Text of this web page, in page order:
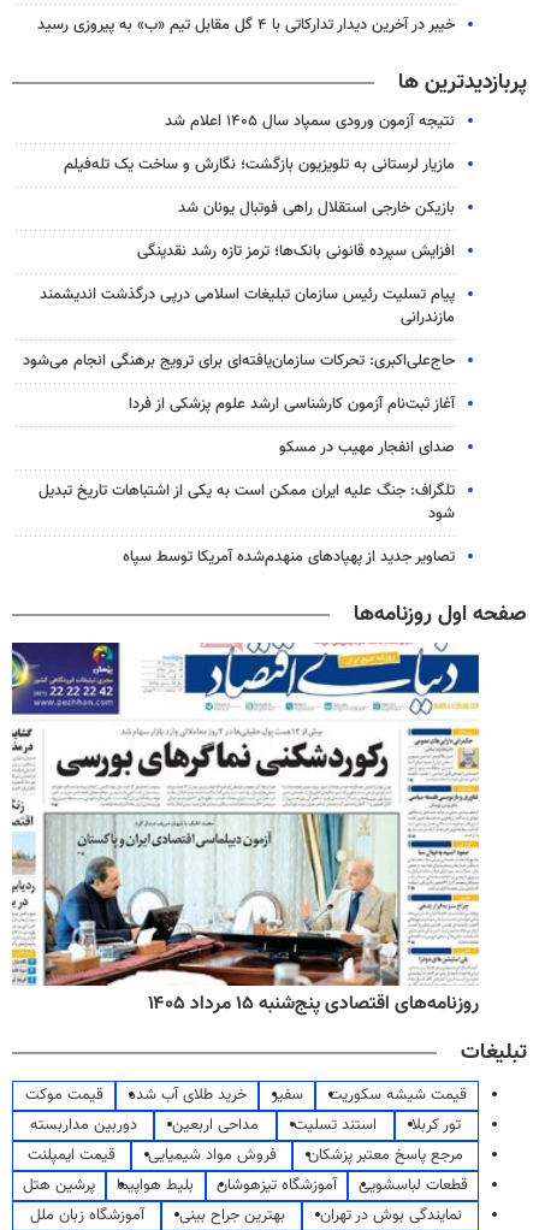
خیبر در آخرین دیدار تدارکاتی با ۴ گل مقابل تیم «ب» به پیروزی رسید
پربازدیدترین ها
نتیجه آزمون ورودی سمپاد سال ۱۴۰۵ اعلام شد
مازیار لرستانی به تلویزیون بازگشت؛ نگارش و ساخت یک تله‌فیلم
بازیکن خارجی استقلال راهی فوتبال یونان شد
افزایش سپرده قانونی بانک‌ها؛ ترمز تازه رشد نقدینگی
پیام تسلیت رئیس سازمان تبلیغات اسلامی درپی درگذشت اندیشمند
مازندرانی
حاج‌علی‌اکبری: تحرکات سازمان‌یافته‌ای برای ترویج برهنگی انجام می‌شود
آغاز ثبت‌نام‌ آزمون کارشناسی ارشد علوم پزشکی از فردا
صدای انفجار مهیب در مسکو
تلگراف: جنگ علیه ایران ممکن است به یکی از اشتباهات تاریخ تبدیل
شود
تصاویر جدید از پهپادهای منهدم‌شده آمریکا توسط سپاه
صفحه اول روزنامه‌ها
روزنامه‌های اقتصادی پنج‌شنبه ۱۵ مرداد ۱۴۰۵
تبلیغات
قیمت شیشه سکوریت سفیر خرید طلای آب شده
قیمت موکت
تور کربلا
استند تسلیت مداحی اربعین
دوربین مداربسته
مرجع پاسخ معتبر پزشکان
فروش مواد شیمیایی
قیمت ایمپلنت
قطعات لباسشویی
آموزشگاه تیزهوشان بلیط هواپیما
پرشین هتل
نمایندگی بوش در تهران
بهترین جراح بینی
آموزشگاه زبان ملل